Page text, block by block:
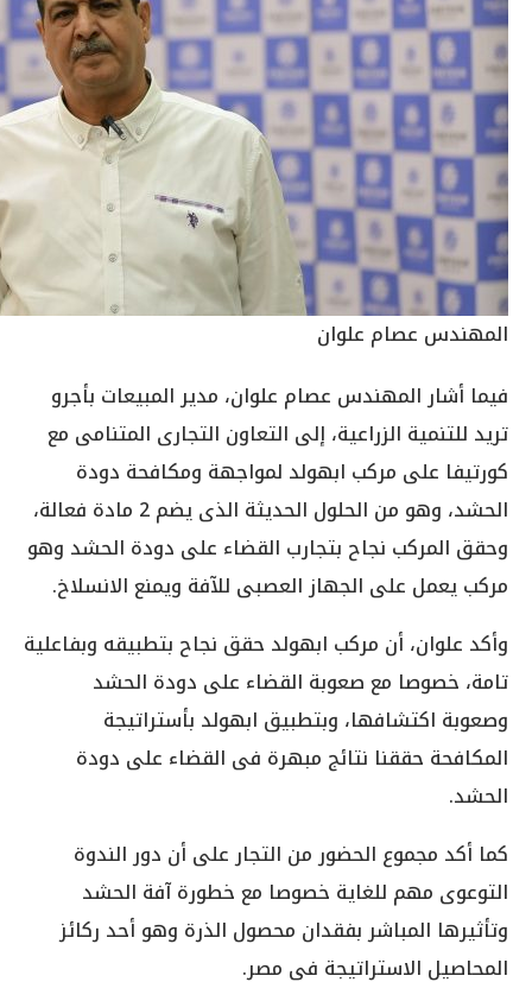
المهندس عصام علوان
فيما أشار المهندس عصام علوان، مدير المبيعات بأجرو
تريد للتنمية الزراعية، إلى التعاون التجارى المتنامى مع
كورتيفا على مركب ابهولد لمواجهة ومكافحة دودة
الحشد، وهو من الحلول الحديثة الذى يضم 2 مادة فعالة،
وحقق المركب نجاح بتجارب القضاء على دودة الحشد وهو
مركب يعمل على الجهاز العصبى للآفة ويمنع الانسلاخ.
وأكد علوان، أن مركب ابهولد حقق نجاح بتطبيقه وبفاعلية
تامة، خصوصا مع صعوبة القضاء على دودة الحشد
وصعوبة اكتشافها، وبتطبيق ابهولد بأستراتيجة
المكافحة حققنا نتائج مبهرة فى القضاء على دودة
الحشد.
كما أكد مجموع الحضور من التجار على أن دور الندوة
التوعوى مهم للغاية خصوصا مع خطورة آفة الحشد
وتأثيرها المباشر بفقدان محصول الذرة وهو أحد ركائز
المحاصيل الاستراتيجة فى مصر.